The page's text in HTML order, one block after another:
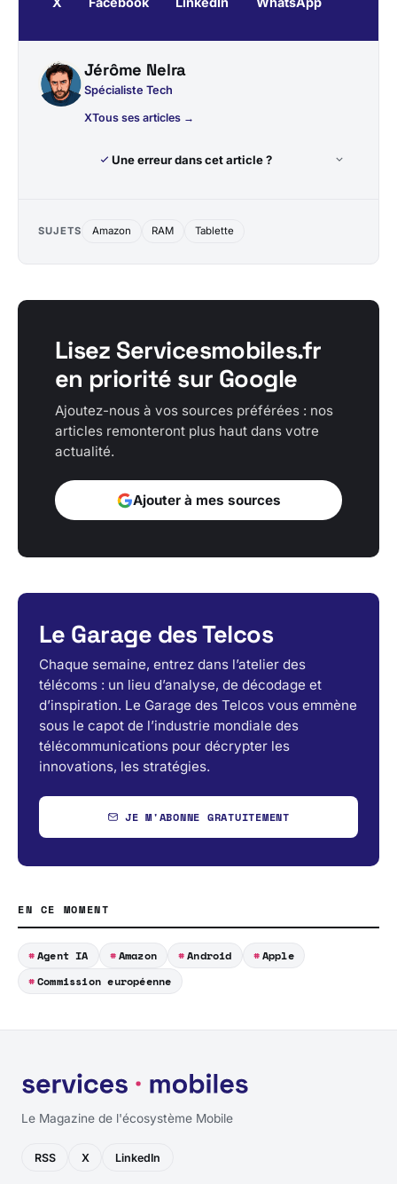
Jérôme Nelra
Spécialiste Tech
XTous ses articles →
Une erreur dans cet article ?
SUJETS Amazon RAM Tablette
Lisez Servicesmobiles.fr
en priorité sur Google
Ajoutez-nous à vos sources préférées : nos
articles remonteront plus haut dans votre
actualité.
Ajouter à mes sources
Le Garage des Telcos
Chaque semaine, entrez dans l’atelier des
télécoms : un lieu d’analyse, de décodage et
d’inspiration. Le Garage des Telcos vous emmène
sous le capot de l’industrie mondiale des
télécommunications pour décrypter les
innovations, les stratégies.
JE M'ABONNE GRATUITEMENT
EN CE MOMENT
Agent IA Amazon Android
Apple
Commission européenne
Le Magazine de l'écosystème Mobile
RSS X LinkedIn